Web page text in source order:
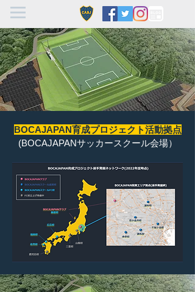
​BOCAJAPAN育成プロジェクト活動拠点
​(BOCAJAPANサッカースクール会場）